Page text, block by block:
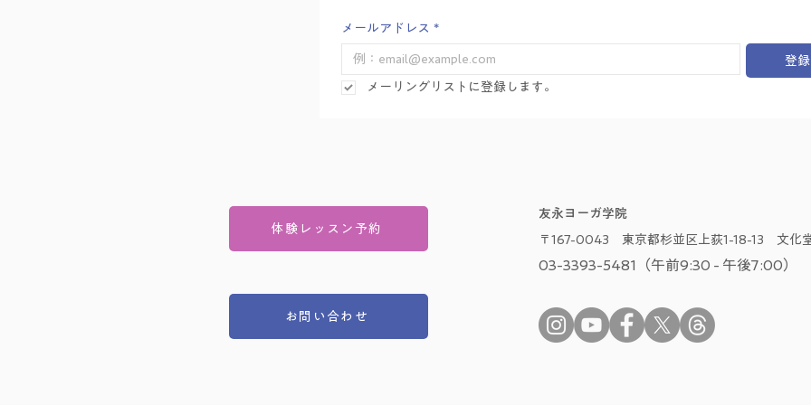
メールアドレス *
登
メーリングリストに登録します。
体験レッスン予約
お問い合わせ
友永ヨーガ学院
〒167-0043 東京都杉並区上荻1-18-13 文化
03-3393-5481（午前9:30 - 午後7:00）